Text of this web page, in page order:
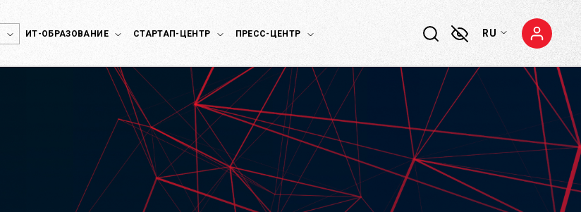
ИТ-ОБРАЗОВАНИЕ СТАРТАП-ЦЕНТР ПРЕСС-ЦЕНТР RU